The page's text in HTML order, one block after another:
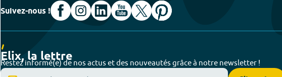
Suivez-nous !
Elix, la lettre
Restez informé(e) de nos actus et des nouveautés grâce à notre newsletter !